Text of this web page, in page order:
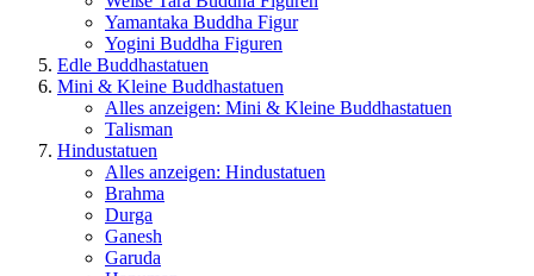
Yamantaka Buddha Figur
Yogini Buddha Figuren
Edle Buddhastatuen
Mini & Kleine Buddhastatuen
Alles anzeigen: Mini & Kleine Buddhastatuen
Talisman
Hindustatuen
Alles anzeigen: Hindustatuen
Brahma
Durga
Ganesh
Garuda